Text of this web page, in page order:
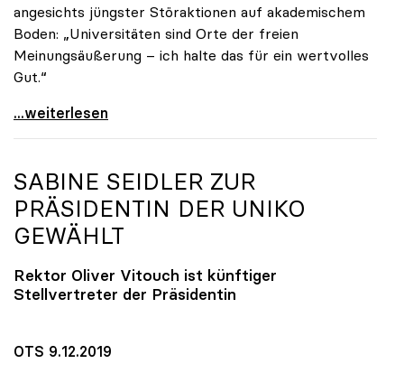
angesichts jüngster Störaktionen auf akademischem
Boden: „Universitäten sind Orte der freien
Meinungsäußerung – ich halte das für ein wertvolles
Gut.“
Seidler: „Universitäten sind Orte der freien
...weiterlesen
SABINE SEIDLER ZUR
PRÄSIDENTIN DER UNIKO
GEWÄHLT
Rektor Oliver Vitouch ist künftiger
Stellvertreter der Präsidentin
OTS 9.12.2019